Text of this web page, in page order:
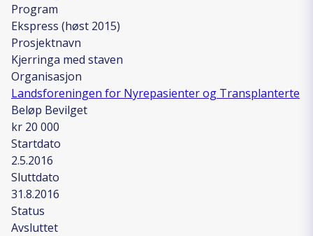
Program
Ekspress (høst 2015)
Prosjektnavn
Kjerringa med staven
Organisasjon
Landsforeningen for Nyrepasienter og Transplanterte
Beløp Bevilget
kr 20 000
Startdato
2.5.2016
Sluttdato
31.8.2016
Status
Avsluttet